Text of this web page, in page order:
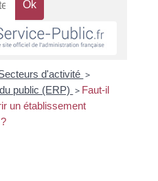
d'activité >
public (ERP) > Faut-il
un établissement